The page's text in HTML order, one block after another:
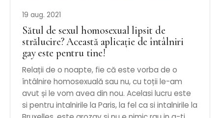
19 aug. 2021
Sătul de sexul homosexual lipsit de
strălucire? Această aplicație de întâlniri
gay este pentru tine!
Relații de o noapte, fie că este vorba de o
întâlnire homosexuală sau nu, cu toții le-am
avut și le vom avea din nou. Acelasi lucru este
si pentru intalnirile la Paris, la fel ca si intalnirile la